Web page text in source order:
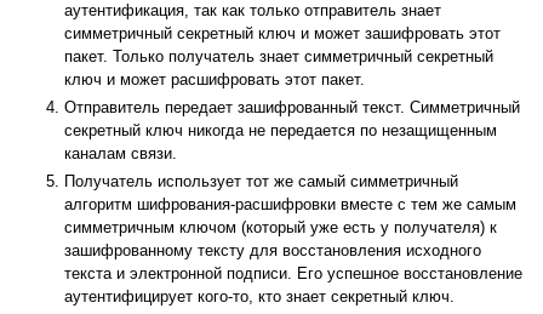
аутентификация, так как только отправитель знает
симметричный секретный ключ и может зашифровать этот
пакет. Только получатель знает симметричный секретный
ключ и может расшифровать этот пакет.
Отправитель передает зашифрованный текст. Симметричный
секретный ключ никогда не передается по незащищенным
каналам связи.
Получатель использует тот же самый симметричный
алгоритм шифрования-расшифровки вместе с тем же самым
симметричным ключом (который уже есть у получателя) к
зашифрованному тексту для восстановления исходного
текста и электронной подписи. Его успешное восстановление
аутентифицирует кого-то, кто знает секретный ключ.